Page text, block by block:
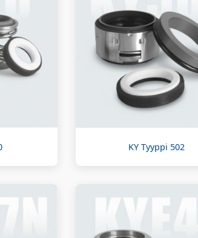
KY Tyyppi 502